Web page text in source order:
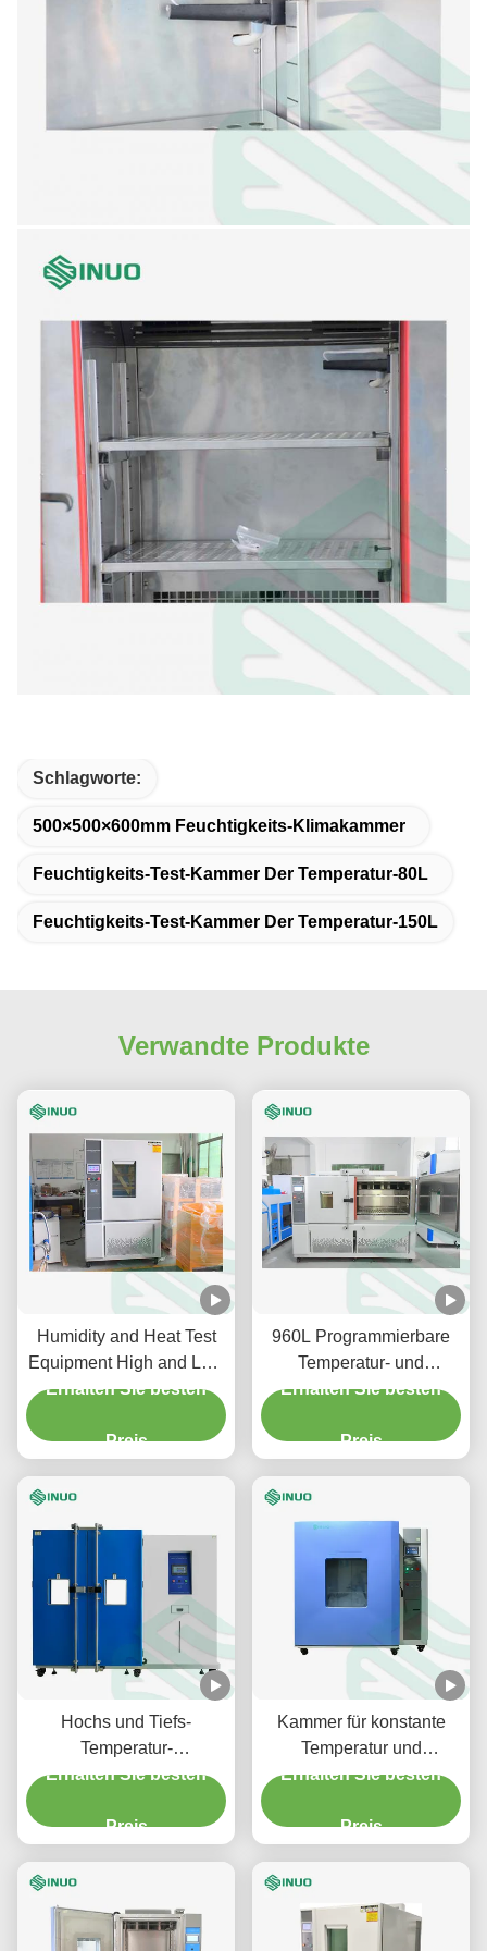
Schlagworte:
500×500×600mm Feuchtigkeits-Klimakammer
Feuchtigkeits-Test-Kammer Der Temperatur-80L
Feuchtigkeits-Test-Kammer Der Temperatur-150L
Verwandte Produkte
Humidity and Heat Test
Equipment High and Low
Temperature Alternating
Erhalten Sie besten
Preis
960L Programmierbare
Temperatur- und
Feuchtigkeits-
Erhalten Sie besten
Preis
Hochs und Tiefs-
Temperatur-
Feuchtigkeits-Test-
60068-2-2
Erhalten Sie besten
Preis
Kammer für konstante
Temperatur und
Luftfeuchtigkeit
Zyklusprüfkammer
Erhalten Sie besten
Preis